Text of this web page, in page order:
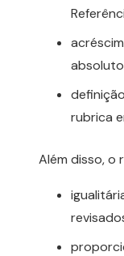
rubrica
Além disso, o